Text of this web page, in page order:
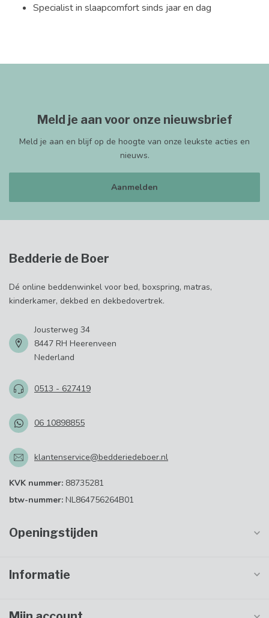
Specialist in slaapcomfort sinds jaar en dag
Meld je aan voor onze nieuwsbrief
Meld je aan en blijf op de hoogte van onze leukste acties en
nieuws.
Aanmelden
Bedderie de Boer
Dé online beddenwinkel voor bed, boxspring, matras,
kinderkamer, dekbed en dekbedovertrek.
Jousterweg 34
8447 RH Heerenveen
Nederland
0513 - 627419
06 10898855
klantenservice@bedderiedeboer.nl
KVK nummer: 88735281
btw-nummer: NL864756264B01
Openingstijden
Informatie